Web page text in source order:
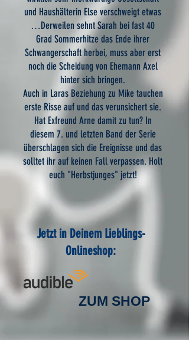
und Haushälterin Else verschweigt etwas
…Derweilen sehnt Sarah bei fast 40
Grad Sommerhitze das Ende ihrer
Schwangerschaft herbei, muss aber erst
noch die Scheidung von Ehemann Axel
hinter sich bringen.
Auch in Laras Beziehung zu Mike tauchen
erste Risse auf und das verunsichert sie.
Hat Exfreund Arne damit zu tun? In
diesem 7. und letzten Band der Serie
überschlagen sich die Ereignisse und das
solltet ihr auf keinen Fall verpassen. Holt
euch "Herbstjunges" jetzt!
Jetzt in Deinem Lieblings-
Onlineshop:
ZUM SHOP